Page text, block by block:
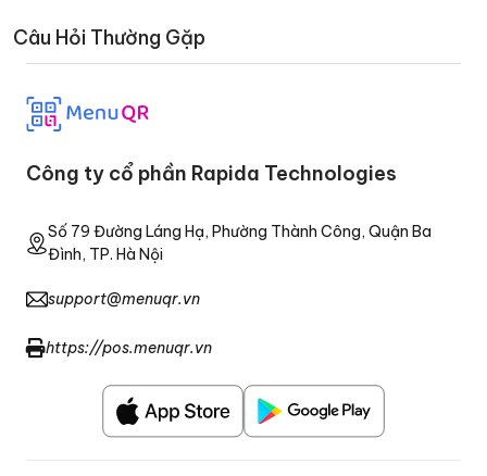
Câu Hỏi Thường Gặp
Công ty cổ phần Rapida Technologies
Số 79 Đường Láng Hạ, Phường Thành Công, Quận Ba
Đình, TP. Hà Nội
support@menuqr.vn
https://pos.menuqr.vn